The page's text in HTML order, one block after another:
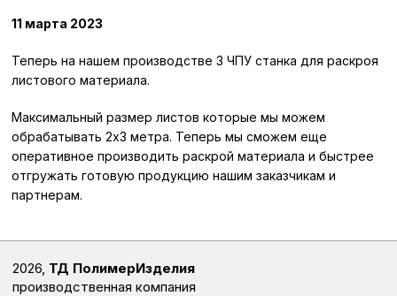
11 марта 2023
Теперь на нашем производстве 3 ЧПУ станка для раскроя
листового материала.
Максимальный размер листов которые мы можем
обрабатывать 2х3 метра. Теперь мы сможем еще
оперативное производить раскрой материала и быстрее
отгружать готовую продукцию нашим заказчикам и
партнерам.
2026, ТД ПолимерИзделия
производственная компания